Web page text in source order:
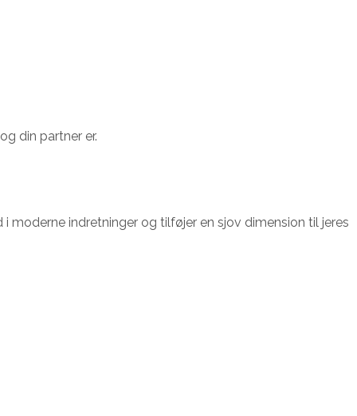
din partner er.
moderne indretninger og tilføjer en sjov dimension til jeres